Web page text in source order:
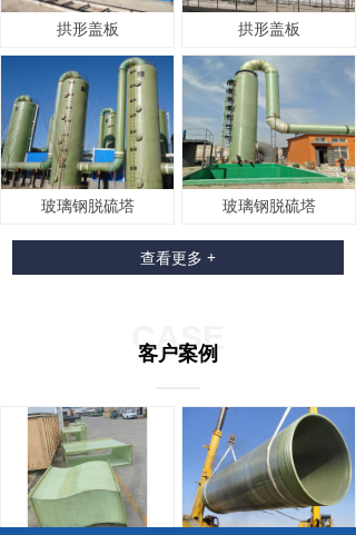
拱形盖板 拱形盖板
玻璃钢脱硫塔 玻璃钢脱硫塔
查看更多 +
CASE
客户案例